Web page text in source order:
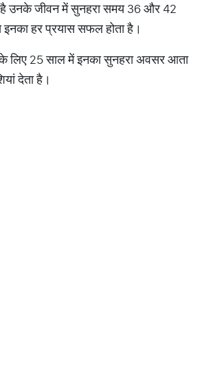
है उनके जीवन में सुनहरा समय 36 और 42
हर प्रयास सफल होता है।
लिए 25 साल में इनका सुनहरा अवसर आता
देता है।